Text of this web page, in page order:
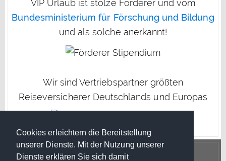
Cookies erleichtern die Bereitstellung
unserer Dienste. Mit der Nutzung unserer
Dienste erklären Sie sich damit
VIP Urlaub ist stolze Förderer und vom
Bundesministerium für Förschung und Bildung
und als solche anerkannt!
Wir sind Vertriebspartner größten
Reiseversicherer Deutschlands und Europas